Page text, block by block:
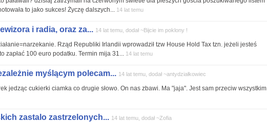
to jako sukces! Życzę dalszych... 14 lat temu
i radia, oraz za... 14 lat temu, dodał ~Bijcie im poklony !
Rząd Republiki Irlandii wprowadził tzw House Hold Tax tzn. jeżeli jesteś
zapłać 100 euro podatku. Termin mija 31... 14 lat temu
myślącym polecam... 14 lat temu, dodał ~antydziałkowiec
jedząc cukierki ciamka co drugie słowo. On nas zbawi. Ma "jaja". Jest sam przeciw wszystkim
zastalo zastrzelonych... 14 lat temu, dodał ~Zofia